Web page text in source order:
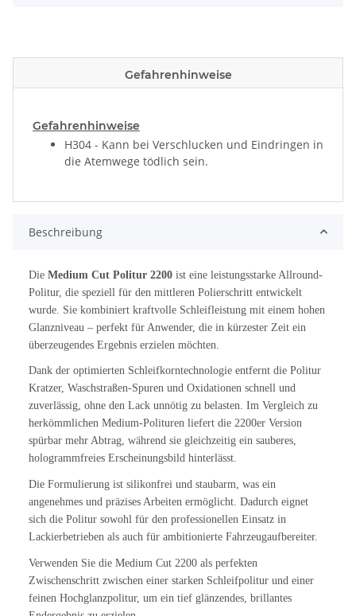
Gefahrenhinweise
Gefahrenhinweise
H304 - Kann bei Verschlucken und Eindringen in
die Atemwege tödlich sein.
Beschreibung
Die Medium Cut Politur 2200 ist eine leistungsstarke Allround-
Politur, die speziell für den mittleren Polierschritt entwickelt
wurde. Sie kombiniert kraftvolle Schleifleistung mit einem hohen
Glanzniveau – perfekt für Anwender, die in kürzester Zeit ein
überzeugendes Ergebnis erzielen möchten.
Dank der optimierten Schleifkorntechnologie entfernt die Politur
Kratzer, Waschstraßen-Spuren und Oxidationen schnell und
zuverlässig, ohne den Lack unnötig zu belasten. Im Vergleich zu
herkömmlichen Medium-Polituren liefert die 2200er Version
spürbar mehr Abtrag, während sie gleichzeitig ein sauberes,
hologrammfreies Erscheinungsbild hinterlässt.
Die Formulierung ist silikonfrei und staubarm, was ein
angenehmes und präzises Arbeiten ermöglicht. Dadurch eignet
sich die Politur sowohl für den professionellen Einsatz in
Lackierbetrieben als auch für ambitionierte Fahrzeugaufbereiter.
Verwenden Sie die Medium Cut 2200 als perfekten
Zwischenschritt zwischen einer starken Schleifpolitur und einer
feinen Hochglanzpolitur, um ein tief glänzendes, brillantes